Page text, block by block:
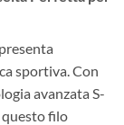
sportiva. Con
avanzata S-
questo filo